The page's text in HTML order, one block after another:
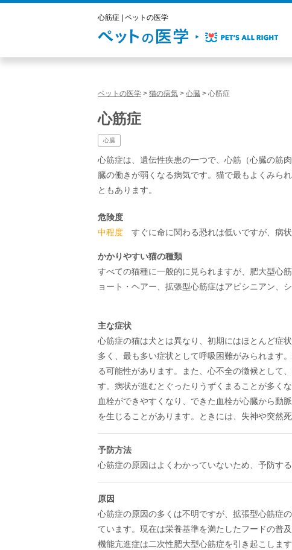
心筋症 | ペットの医学
ペットの医学 > 猫の病気 > 心臓 > 心筋症
心筋症
心臓
心筋症は、遺伝性疾患の一つで、心筋（心臓の筋
臓の働きが弱くなる病気です。猫で最もよくみら
ともあります。
危険度
中程度 すぐに命に関わる恐れは低いですが、病
かかりやすい猫の種類
すべての猫種に一般的に見られますが、肥大型心
ョート・ヘアー、拡張型心筋症はアビシニアン、
主な症状
心筋症の猫は犬とは異なり、初期にはほとんど症
多く、最も多い症状として呼吸困難がみられます
る可能性があります。また、心不全の徴候として
す。病状が進むとぐったりうずくまることが多く
血栓ができやすくなり、できた血栓が心臓から動
を生じることがあります。ときには、失神や突然
予防方法
心筋症の原因はよくわかっていないため、予防する
原因
心筋症の原因の多くは不明ですが、拡張型心筋症
ています。現在は栄養基準を満たしたフードの普
機能亢進症は二次性肥大型心筋症を引き起こしま